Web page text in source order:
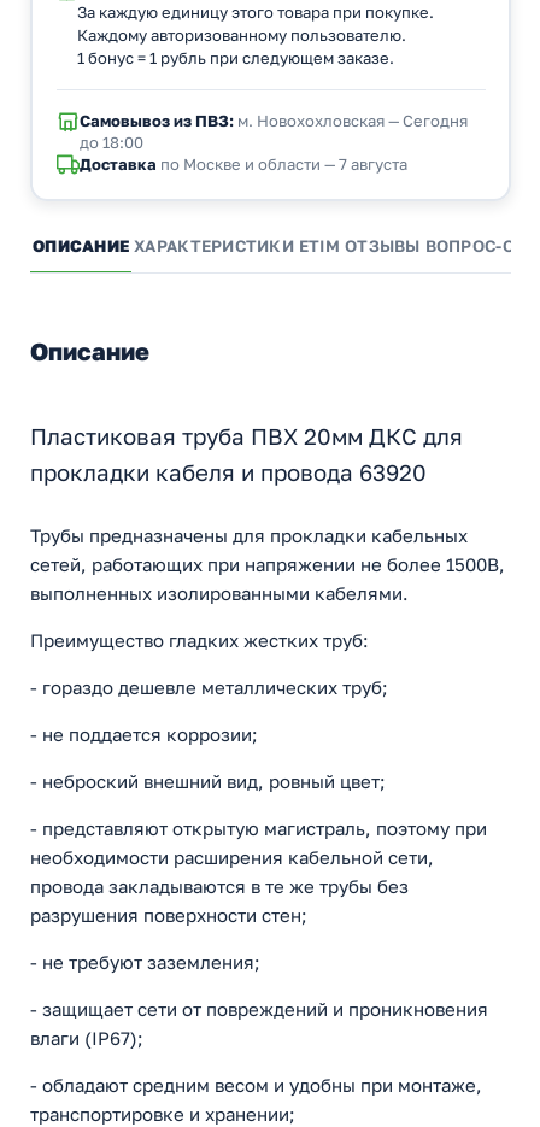
За каждую единицу этого товара при покупке.
Каждому авторизованному пользователю.
1 бонус = 1 рубль при следующем заказе.
Самовывоз из ПВЗ:м. Новохохловская — Сегодня
до 18:00
Доставка по Москве и области — 7 августа
ОПИСАНИЕ ХАРАКТЕРИСТИКИ ETIM ОТЗЫВЫ ВОПРОС-
Описание
Пластиковая труба ПВХ 20мм ДКС для
прокладки кабеля и провода 63920
Трубы предназначены для прокладки кабельных
сетей, работающих при напряжении не более 1500В,
выполненных изолированными кабелями.
Преимущество гладких жестких труб:
- гораздо дешевле металлических труб;
- не поддается коррозии;
- неброский внешний вид, ровный цвет;
- представляют открытую магистраль, поэтому при
необходимости расширения кабельной сети,
провода закладываются в те же трубы без
разрушения поверхности стен;
- не требуют заземления;
- защищает сети от повреждений и проникновения
влаги (IP67);
- обладают средним весом и удобны при монтаже,
транспортировке и хранении;